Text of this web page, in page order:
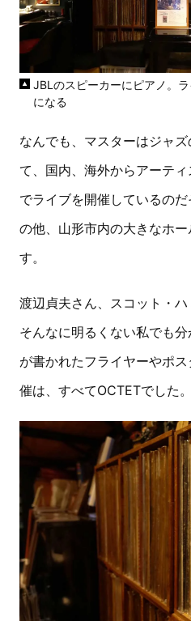
JBLのスピーカーにピアノ。
になる
なんでも、マスターはジャ
て、国内、海外からアーテ
でライブを開催しているの
の他、山形市内の大きなホ
す。
渡辺貞夫さん、スコット・
そんなに明るくない私でも
が書かれたフライヤーやポ
催は、すべてOCTETでした。